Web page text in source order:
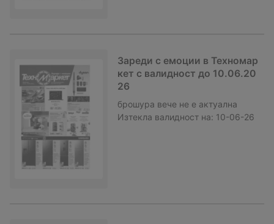
Зареди с емоции в Техномар
кет с валидност до 10.06.20
26
брошура вече не е актуална
Изтекла валидност на: 10-06-26